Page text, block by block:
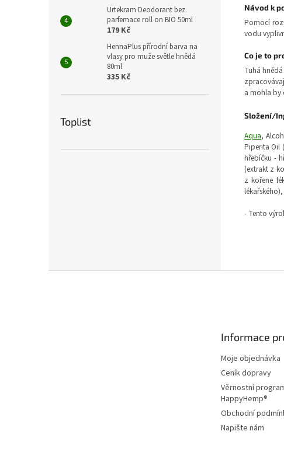
Urtekram Deodorant bez
parfemace roll on BIO 50ml
179 Kč
HennaPlus přírodní barva na
vlasy pro muže světle hnědá
80ml
335 Kč
Toplist
Návod k
Pomocí
vodu
Co je to
Tuhá
a mohla by
Složení/
Aqua,
Piperita Oil
hřebíčku -
(extrakt z
z kořene
- Tento
Informace
Moje objednávka
Ceník dopravy
Věrnostní
HappyHemp®
Obchodní
Napište nám